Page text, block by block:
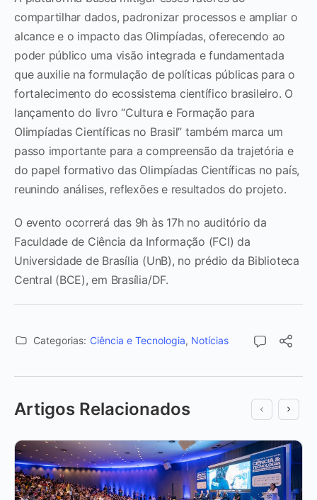
compartilhar dados, padronizar processos e ampliar o
alcance e o impacto das Olimpíadas, oferecendo ao
poder público uma visão integrada e fundamentada
que auxilie na formulação de políticas públicas para o
fortalecimento do ecossistema científico brasileiro. O
lançamento do livro “Cultura e Formação para
Olimpíadas Científicas no Brasil” também marca um
passo importante para a compreensão da trajetória e
do papel formativo das Olimpíadas Científicas no país,
reunindo análises, reflexões e resultados do projeto.
O evento ocorrerá das 9h às 17h no auditório da
Faculdade de Ciência da Informação (FCI) da
Universidade de Brasília (UnB), no prédio da Biblioteca
Central (BCE), em Brasília/DF.
Categorias: Ciência e Tecnologia, Notícias
Artigos Relacionados